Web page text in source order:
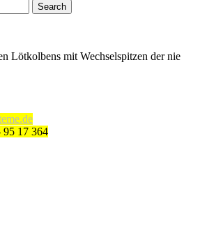
Search
Lötkolbens mit Wechselspitzen der nie
95 17 364